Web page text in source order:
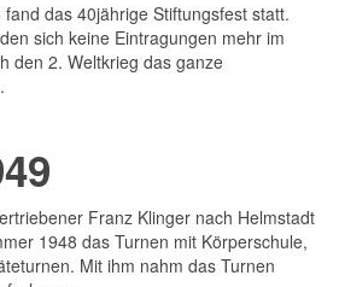
das 40jährige Stiftungsfest statt.
sich keine Eintragungen mehr im
den 2. Weltkrieg das ganze
Franz Klinger nach Helmstadt
1948 das Turnen mit Körperschule,
Mit ihm nahm das Turnen